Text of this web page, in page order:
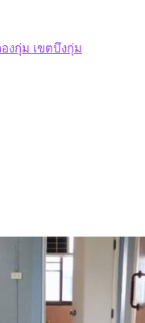
งกุ่ม เขตบึงกุ่ม